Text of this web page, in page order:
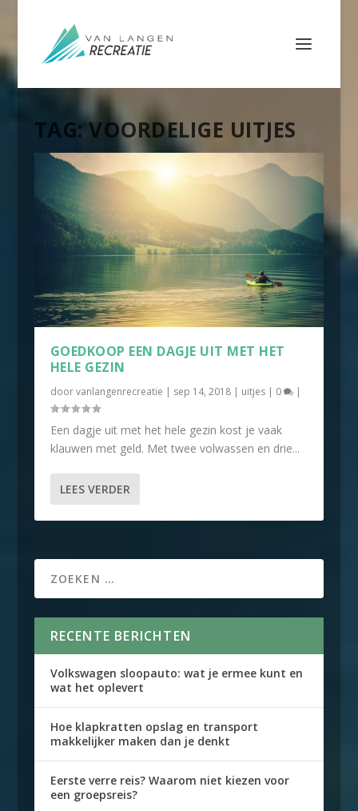
TAG:VOORDELIGE UITJES
GOEDKOOP EEN DAGJE UIT MET HET
HELE GEZIN
doorvanlangenrecreatie | sep 14, 2018| uitjes| 0 |
Een dagje uit met het hele gezin kost je vaak
klauwen met geld. Met twee volwassen en drie...
LEES VERDER
RECENTE BERICHTEN
Volkswagen sloopauto: wat je ermee kunt en
wat het oplevert
Hoe klapkratten opslag en transport
makkelijker maken dan je denkt
Eerste verre reis? Waarom niet kiezen voor
een groepsreis?